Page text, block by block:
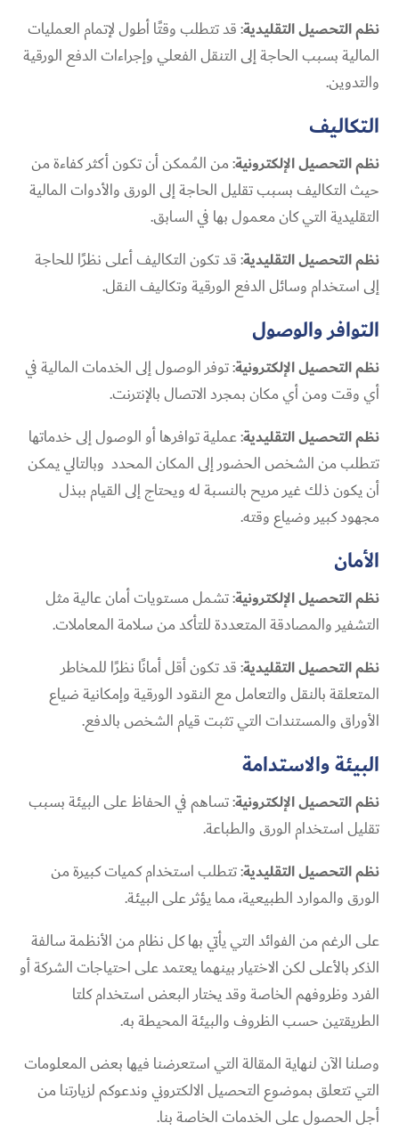
نظم التحصيل التقليدية: قد تتطلب وقتًا أطول لإتمام العمليات
المالية بسبب الحاجة إلى التنقل الفعلي وإجراءات الدفع الورقية
والتدوين.
التكاليف
نظم التحصيل الإلكترونية: من المُمكن أن تكون أكثر كفاءة من
حيث التكاليف بسبب تقليل الحاجة إلى الورق والأدوات المالية
التقليدية التي كان معمول بها في السابق.
نظم التحصيل التقليدية: قد تكون التكاليف أعلى نظرًا للحاجة
إلى استخدام وسائل الدفع الورقية وتكاليف النقل.
التوافر والوصول
نظم التحصيل الإلكترونية: توفر الوصول إلى الخدمات المالية في
أي وقت ومن أي مكان بمجرد الاتصال بالإنترنت.
نظم التحصيل التقليدية: عملية توافرها أو الوصول إلى خدماتها
تتطلب من الشخص الحضور إلى المكان المحدد وبالتالي يمكن
أن يكون ذلك غير مريح بالنسبة له ويحتاج إلى القيام ببذل
مجهود كبير وضياع وقته.
الأمان
نظم التحصيل الإلكترونية: تشمل مستويات أمان عالية مثل
التشفير والمصادقة المتعددة للتأكد من سلامة المعاملات.
نظم التحصيل التقليدية: قد تكون أقل أمانًا نظرًا للمخاطر
المتعلقة بالنقل والتعامل مع النقود الورقية وإمكانية ضياع
الأوراق والمستندات التي تثبت قيام الشخص بالدفع.
البيئة والاستدامة
نظم التحصيل الإلكترونية: تساهم في الحفاظ على البيئة بسبب
تقليل استخدام الورق والطباعة.
نظم التحصيل التقليدية: تتطلب استخدام كميات كبيرة من
الورق والموارد الطبيعية، مما يؤثر على البيئة.
على الرغم من الفوائد التي يأتي بها كل نظام من الأنظمة سالفة
الذكر بالأعلى لكن الاختيار بينهما يعتمد على احتياجات الشركة أو
الفرد وظروفهم الخاصة وقد يختار البعض استخدام كلتا
الطريقتين حسب الظروف والبيئة المحيطة به.
وصلنا الآن لنهاية المقالة التي استعرضنا فيها بعض المعلومات
التي تتعلق بموضوع التحصيل الالكتروني وندعوكم لزيارتنا من
أجل الحصول على الخدمات الخاصة بنا.